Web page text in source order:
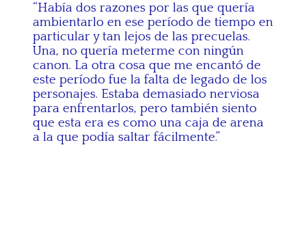
“Había dos razones por las que quería
ambientarlo en ese período de tiempo en
particular y tan lejos de las precuelas.
Una, no quería meterme con ningún
canon. La otra cosa que me encantó de
este período fue la falta de legado de los
personajes. Estaba demasiado nerviosa
para enfrentarlos, pero también siento
que esta era es como una caja de arena
a la que podía saltar fácilmente.”